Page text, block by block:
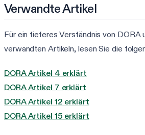
Verwandte Artikel
Für ein tieferes Verständnis von DORA
verwandten Artikeln, lesen Sie die
DORA Artikel 4 erklärt
DORA Artikel 7 erklärt
DORA Artikel 12 erklärt
DORA Artikel 15 erklärt